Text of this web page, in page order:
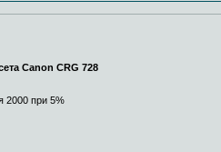
Canon CRG 728
2000 при 5%